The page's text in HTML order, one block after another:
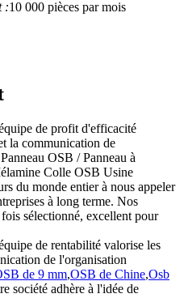
:10 000 pièces par mois
de profit d'efficacité
la communication de
OSB / Panneau à
Colle OSB Usine
du monde entier à nous appeler
à long terme. Nos
sélectionné, excellent pour
de rentabilité valorise les
de l'organisation
de 9 mm,OSB de Chine,Osb
société adhère à l'idée de